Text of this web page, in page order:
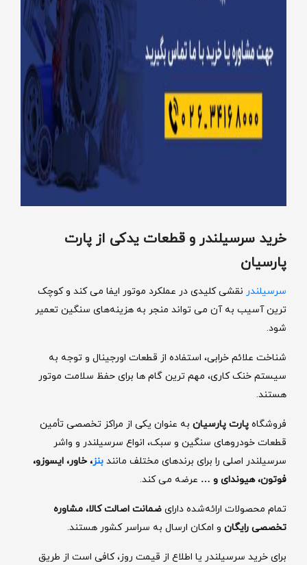
خرید سرسیلندر و قطعات یدکی از پارت
پارسیان
سرسیلندر نقشی کلیدی در عملکرد موتور ایفا می‌ کند و کوچک‌
ترین آسیب به آن می‌ تواند منجر به هزینه‌های سنگین تعمیر
شود.
شناخت علائم خرابی، استفاده از قطعات اورجینال و توجه به
سیستم خنک ‌کاری، مهم ‌ترین گام‌ ها برای حفظ سلامت موتور
هستند.
فروشگاه پارت پارسیان به‌ عنوان یکی از مراکز تخصصی تأمین
قطعات خودروهای سنگین و سبک، انواع سرسیلندر و واشر
سرسیلندر اصلی را برای برندهای مختلف مانند بنز، خاور، ایسوزو،
فوتون، هیوندای و … عرضه می ‌کند.
تمام محصولات ارائه‌شده دارای ضمانت اصالت کالا، مشاوره
تخصصی رایگان و امکان ارسال به سراسر کشور هستند.
برای خرید سرسیلندر یا اطلاع از قیمت روز، کافی است از طریق